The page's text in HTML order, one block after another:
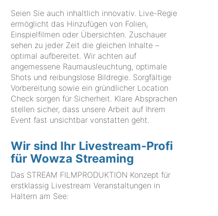
Seien Sie auch inhaltlich innovativ. Live-Regie
ermöglicht das Hinzufügen von Folien,
Einspielfilmen oder Übersichten. Zuschauer
sehen zu jeder Zeit die gleichen Inhalte –
optimal aufbereitet. Wir achten auf
angemessene Raumausleuchtung, optimale
Shots und reibungslose Bildregie. Sorgfältige
Vorbereitung sowie ein gründlicher Location
Check sorgen für Sicherheit. Klare Absprachen
stellen sicher, dass unsere Arbeit auf Ihrem
Event fast unsichtbar vonstatten geht.
Wir sind Ihr Livestream-Profi
für Wowza Streaming
Das STREAM FILMPRODUKTION Konzept für
erstklassig Livestream Veranstaltungen in
Haltern am See: